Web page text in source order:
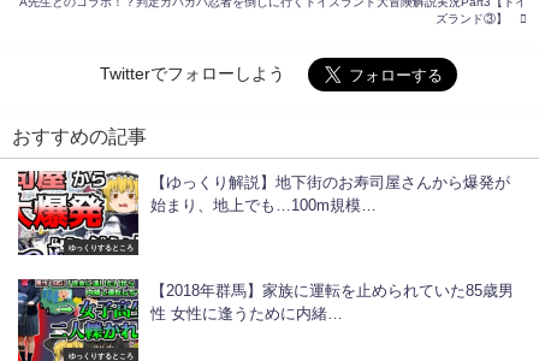
ズランド③】
Twitterでフォローしよう
おすすめの記事
ゆっくりするところ
【ゆっくり解説】地下街のお寿司屋さんから爆発が
始まり、地上でも…100m規模…
ゆっくりするところ
【2018年群馬】家族に運転を止められていた85歳男
性 女性に逢うために内緒…